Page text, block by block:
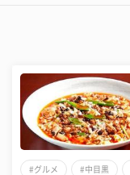
#グルメ #中目黒